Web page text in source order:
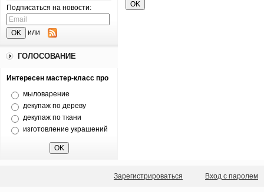
Подписаться на новости:
или
ГОЛОСОВАНИЕ
Интересен мастер-класс про
мыловарение
декупаж по дереву
декупаж по ткани
изготовление украшений
Зарегистрироваться Вход с паролем